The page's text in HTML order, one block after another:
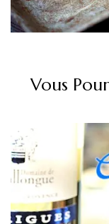
Vous